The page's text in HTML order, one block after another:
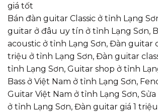
giá tốt
Bán đàn guitar Classic ở tỉnh Lạng
guitar ở đâu uy tín ở tỉnh Lạng Sơn,
acoustic ở tỉnh Lạng Sơn, Đàn guitar
triệu ở tỉnh Lạng Sơn, Đàn guitar
tỉnh Lạng Sơn, Guitar shop ở tỉnh
Bass ở Việt Nam ở tỉnh Lạng Sơn,
Guitar Việt Nam ở tỉnh Lạng Sơn,
ở tỉnh Lạng Sơn, Đàn guitar giá 1